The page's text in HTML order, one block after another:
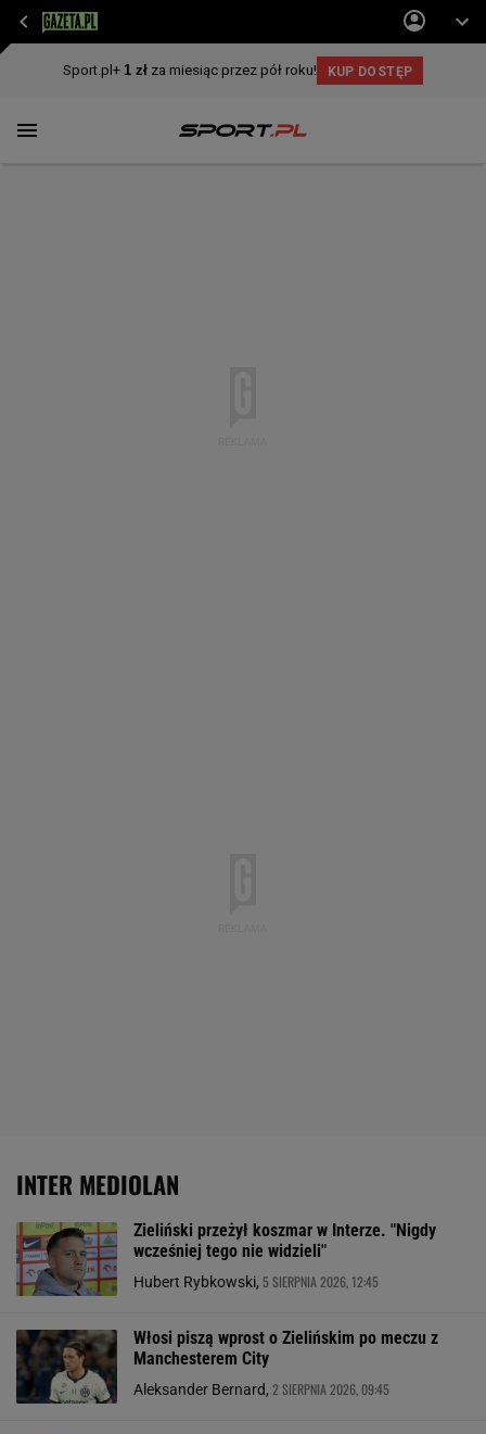
INTER MEDIOLAN
Zieliński przeżył koszmar w Interze. "Nigdy
wcześniej tego nie widzieli"
Hubert Rybkowski, 5 SIERPNIA 2026, 12:45
Włosi piszą wprost o Zielińskim po meczu z
Manchesterem City
Aleksander Bernard, 2 SIERPNIA 2026, 09:45